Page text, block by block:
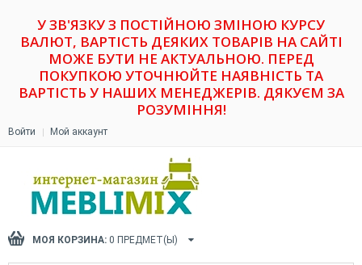
У ЗВ'ЯЗКУ З ПОСТІЙНОЮ ЗМІНОЮ КУРСУ
ВАЛЮТ, ВАРТІСТЬ ДЕЯКИХ ТОВАРІВ НА САЙТІ
МОЖЕ БУТИ НЕ АКТУАЛЬНОЮ. ПЕРЕД
ПОКУПКОЮ УТОЧНЮЙТЕ НАЯВНІСТЬ ТА
ВАРТІСТЬ У НАШИХ МЕНЕДЖЕРІВ. ДЯКУЄМ ЗА
РОЗУМІННЯ!
Войти Мой аккаунт
МОЯ КОРЗИНА: 0 ПРЕДМЕТ(Ы)